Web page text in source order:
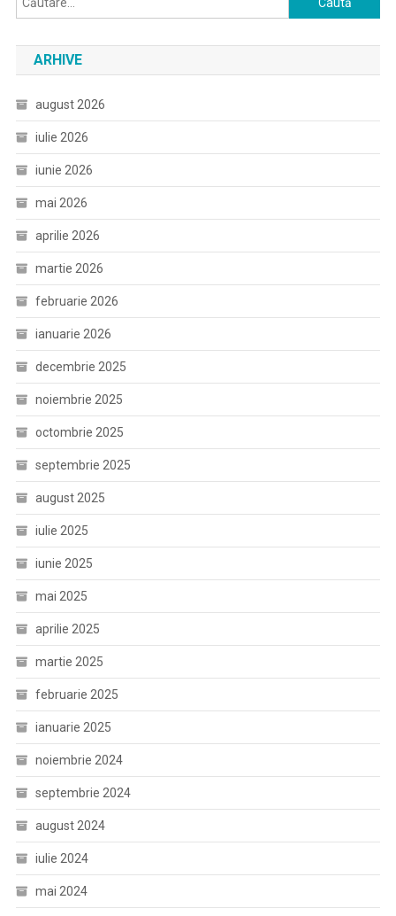
după:
ARHIVE
august 2026
iulie 2026
iunie 2026
mai 2026
aprilie 2026
martie 2026
februarie 2026
ianuarie 2026
decembrie 2025
noiembrie 2025
octombrie 2025
septembrie 2025
august 2025
iulie 2025
iunie 2025
mai 2025
aprilie 2025
martie 2025
februarie 2025
ianuarie 2025
noiembrie 2024
septembrie 2024
august 2024
iulie 2024
mai 2024